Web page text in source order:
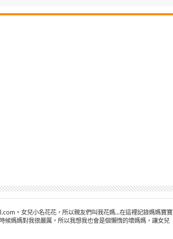
。女兒小名花花，所以親友們叫我花媽...在這裡記錄媽媽寶寶
候媽媽對我很嚴厲，所以我想我也會是個懶惰的壞媽媽，讓女兒